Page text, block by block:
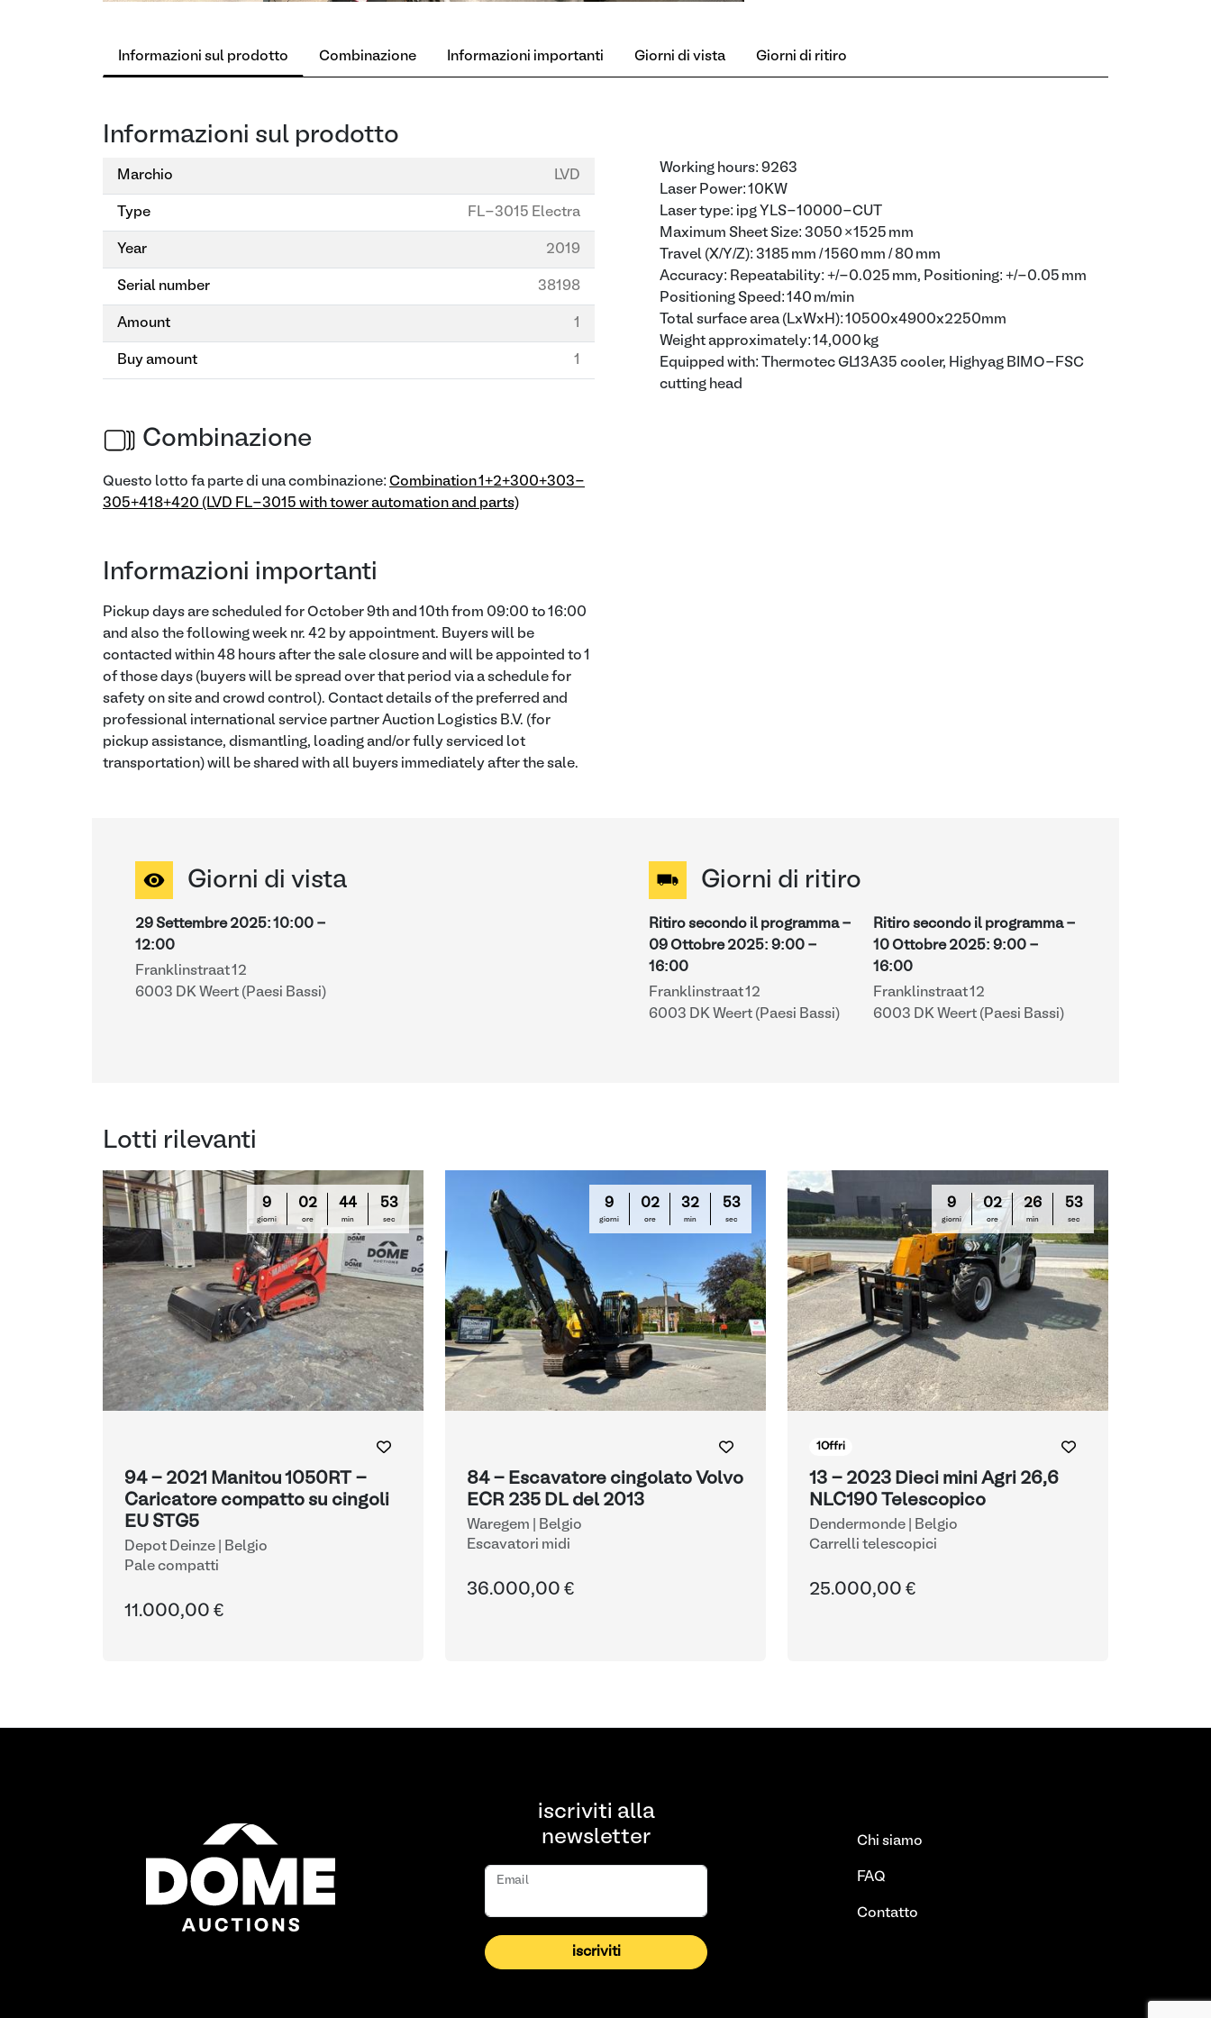
Informazioni sul prodotto Combinazione Informazioni importanti Giorni di vista Giorni di ritiro
Informazioni sul prodotto
Marchio LVD
Type FL-3015 Electra
Year 2019
Serial number 38198
Amount 1
Buy amount 1
Combinazione
Questo lotto fa parte di una combinazione: Combination 1+2+300+303-
305+418+420 (LVD FL-3015 with tower automation and parts)
Informazioni importanti
Pickup days are scheduled for October 9th and 10th from 09:00 to 16:00
and also the following week nr. 42 by appointment. Buyers will be
contacted within 48 hours after the sale closure and will be appointed to 1
of those days (buyers will be spread over that period via a schedule for
safety on site and crowd control). Contact details of the preferred and
professional international service partner Auction Logistics B.V. (for
pickup assistance, dismantling, loading and/or fully serviced lot
transportation) will be shared with all buyers immediately after the sale.
Working hours: 9263
Laser Power: 10KW
Laser type: ipg YLS-10000-CUT
Maximum Sheet Size: 3050 × 1525 mm
Travel (X/Y/Z): 3185 mm / 1560 mm / 80 mm
Accuracy: Repeatability: +/-0.025 mm, Positioning: +/-0.05 mm
Positioning Speed: 140 m/min
Total surface area (LxWxH): 10500x4900x2250mm
Weight approximately: 14,000 kg
Equipped with: Thermotec GL13A35 cooler, Highyag BIMO-FSC
cutting head
Giorni di vista
29 Settembre 2025: 10:00 -
12:00
Franklinstraat 12
6003 DK Weert (Paesi Bassi)
Giorni di ritiro
Ritiro secondo il programma -
09 Ottobre 2025: 9:00 -
16:00
Franklinstraat 12
6003 DK Weert (Paesi Bassi)
Ritiro secondo il programma -
10 Ottobre 2025: 9:00 -
16:00
Franklinstraat 12
6003 DK Weert (Paesi Bassi)
Lotti rilevanti
9
giorni
02
ore
44
min
52
sec
94 - 2021 Manitou 1050RT -
Caricatore compatto su cingoli
EU STG5
Depot Deinze | Belgio
Pale compatti
11.000,00 €
9
giorni
02
ore
32
min
52
sec
84 - Escavatore cingolato Volvo
ECR 235 DL del 2013
Waregem | Belgio
Escavatori midi
36.000,00 €
9
giorni
02
ore
26
min
52
sec
1 Offri
13 - 2023 Dieci mini Agri 26,6
NLC190 Telescopico
Dendermonde | Belgio
Carrelli telescopici
25.000,00 €
iscriviti alla
newsletter
Email
iscriviti
Chi siamo
FAQ
Contatto